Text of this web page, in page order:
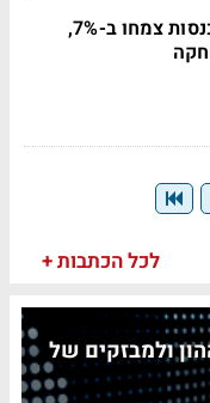
רמי לוי: ההכנסות צמחו ב-7%,
לכל הכתבות +
ולמבזקים של